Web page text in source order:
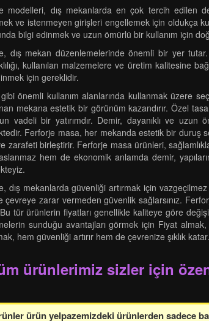
modelleri, dış mekanlarda en çok tercih edilen
ve istenmeyen girişleri engellemek için oldukça
bilgi edinmek ve uzun ömürlü bir kullanım için
dış mekan düzenlemelerinde önemli bir yer
kullanılan malzemelere ve üretim kalitesine
için gereklidir.
önemli kullanım alanlarında kullanmak üzere
mekana estetik bir görünüm kazandırır. Özel
vadeli bir yatırımdır. Demir, dayanıklı ve
Ferforje masa, her mekanda estetik bir duruş
ve zarafeti birleştirir. Ferforje masa ürünleri,
hem de ekonomik anlamda demir,
dış mekanlarda güvenliği artırmak için
çevreye zarar vermeden güvenlik sağlarsınız.
tür ürünlerin fiyatları genellikle kaliteye göre
sunduğu avantajları görmek için Fiyat
hem güvenliği artırır hem de çevrenize şıklık
ürünlerimiz sizler için
ürün yelpazemizdeki ürünlerden sadece